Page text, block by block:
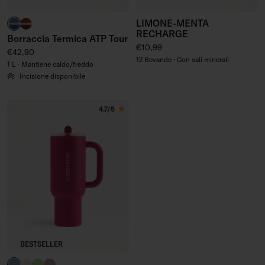
blu cemento
rosso argilla
Borraccia Termica ATP Tour
Prezzo regolare
€42,90
1 L · Mantiene caldo/freddo
Incisione disponibile
LIMONE-MENTA
RECHARGE
Prezzo regolare
€10,99
12 Bevande · Con sali minerali
BESTSELLER
4.7/5